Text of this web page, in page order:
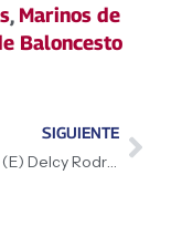
, Marinos de
Baloncesto
SIGUIENTE
Presidenta (E) Delcy Rodríguez fortalece alianza estratégica en Barbados